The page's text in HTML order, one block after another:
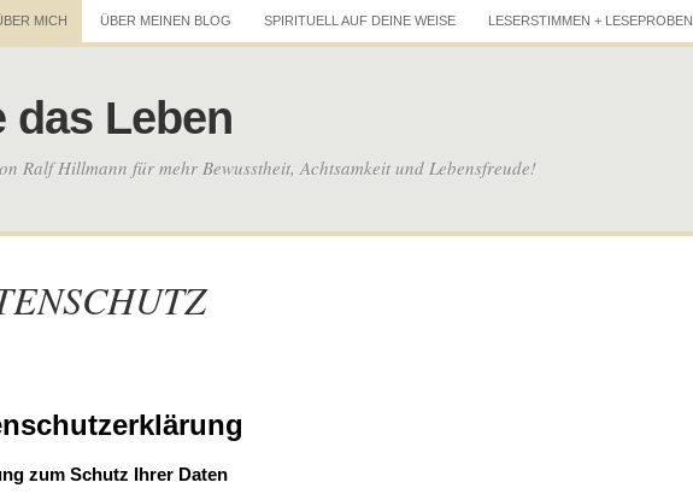
MICH ÜBER MEINEN BLOG SPIRITUELL AUF DEINE WEISE LESERSTIMMEN + LESEPROBEN
das Leben
Ralf Hillmann für mehr Bewusstheit, Achtsamkeit und Lebensfreude!
zum Schutz Ihrer Daten